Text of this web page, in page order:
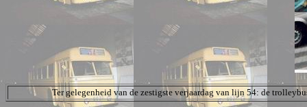
Ter gelegenheid van de zestigste verjaardag van lijn 54: de